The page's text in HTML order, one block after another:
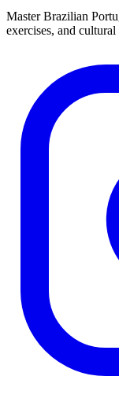
Master Brazilian
exercises, and cultural